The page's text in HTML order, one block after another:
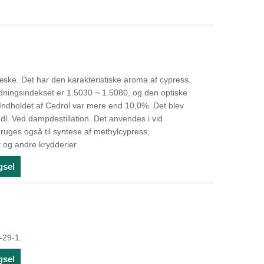
Det har den karakteristiske aroma af cypress.
er 1.5030 ~ 1.5080, og den optiske
af Cedrol var mere end 10,0%. Det blev
Ved dampdestillation. Det anvendes i vid
også til syntese af methylcypress,
andre krydderier.
1.